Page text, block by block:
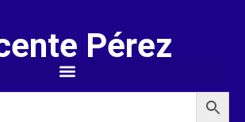
Pérez